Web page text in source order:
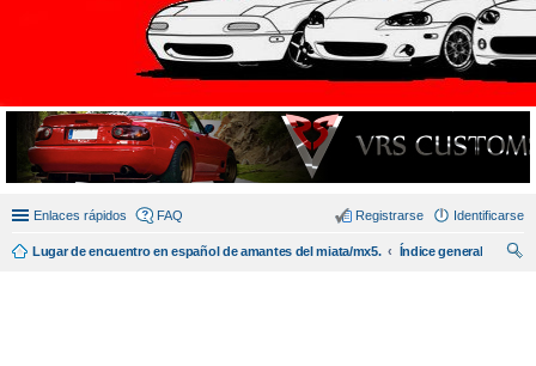
Enlaces rápidos FAQ Identificarse
Registrarse
Lugar de encuentro en español de amantes del miata/mx5.
Índice general